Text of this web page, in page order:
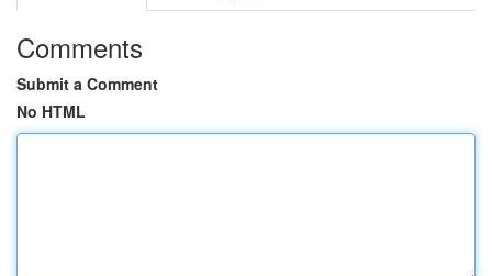
Comments
Submit a Comment
No HTML